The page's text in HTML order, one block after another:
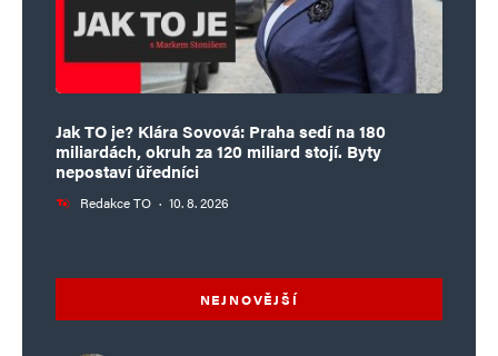
Jak TO je? Klára Sovová: Praha sedí na 180
miliardách, okruh za 120 miliard stojí. Byty
nepostaví úředníci
Redakce TO · 10. 8. 2026
NEJNOVĚJŠÍ